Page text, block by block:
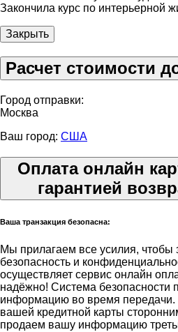
Закончила курс по интерьерной
Закрыть
Расчет стоимости
Город отправки:
Москва
Ваш город: США
Оплата онлайн
гарантией
Ваша транзакция безопасна:
Мы прилагаем все усилия, чтобы
безопасность и
осуществляет сервис онлайн
надёжно! Система
информацию во время
вашей кредитной карты
продаем вашу информацию